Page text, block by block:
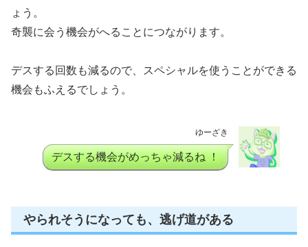
ょう。
奇襲に会う機会がへることにつながります。
デスする回数も減るので、スペシャルを使うことができる
機会もふえるでしょう。
ゆーざき
デスする機会がめっちゃ減るね ！
やられそうになっても、逃げ道がある